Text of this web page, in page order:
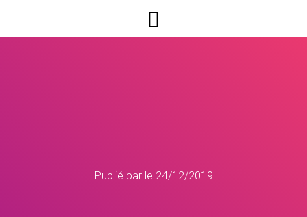
Publié par le 24/12/2019